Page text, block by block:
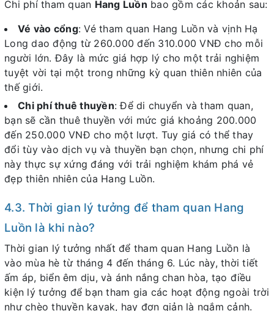
Chi phí tham quan Hang Luồn bao gồm các khoản sau:
Vé vào cổng: Vé tham quan Hang Luồn và vịnh Hạ
Long dao động từ 260.000 đến 310.000 VNĐ cho mỗi
người lớn. Đây là mức giá hợp lý cho một trải nghiệm
tuyệt vời tại một trong những kỳ quan thiên nhiên của
thế giới.
Chi phí thuê thuyền: Để di chuyển và tham quan,
bạn sẽ cần thuê thuyền với mức giá khoảng 200.000
đến 250.000 VNĐ cho một lượt. Tuy giá có thể thay
đổi tùy vào dịch vụ và thuyền bạn chọn, nhưng chi phí
này thực sự xứng đáng với trải nghiệm khám phá vẻ
đẹp thiên nhiên của Hang Luồn.
4.3. Thời gian lý tưởng để tham quan Hang
Luồn là khi nào?
Thời gian lý tưởng nhất để tham quan Hang Luồn là
vào mùa hè từ tháng 4 đến tháng 6. Lúc này, thời tiết
ấm áp, biển êm dịu, và ánh nắng chan hòa, tạo điều
kiện lý tưởng để bạn tham gia các hoạt động ngoài trời
như chèo thuyền kayak, hay đơn giản là ngắm cảnh.